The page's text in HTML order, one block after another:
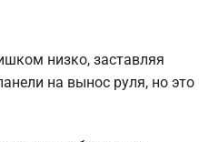
низко, заставляя
на вынос руля, но это